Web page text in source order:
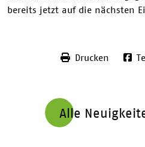
bereits jetzt auf die nächsten
Drucken
Alle